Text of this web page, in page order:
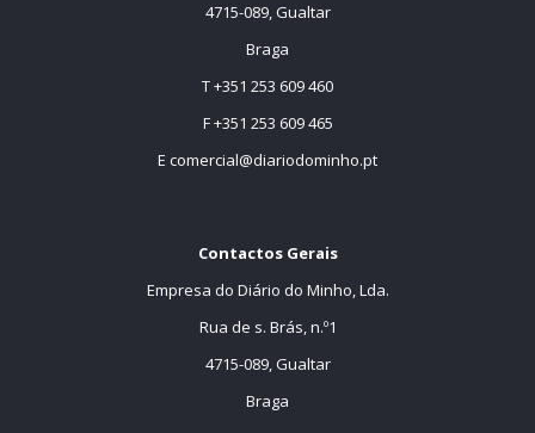
4715-089, Gualtar
Braga
T +351 253 609 460
F +351 253 609 465
E comercial@diariodominho.pt
Contactos Gerais
Empresa do Diário do Minho, Lda.
Rua de s. Brás, n.º1
4715-089, Gualtar
Braga